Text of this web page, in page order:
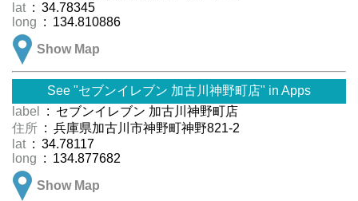
lat : 34.78345
long : 134.810886
Show Map
See "セブンイレブン 加古川神野町店" in Apps
label
: セブンイレブン 加古川神野町店
住所 : 兵庫県加古川市神野町神野821-2
lat : 34.78117
long : 134.877682
Show Map